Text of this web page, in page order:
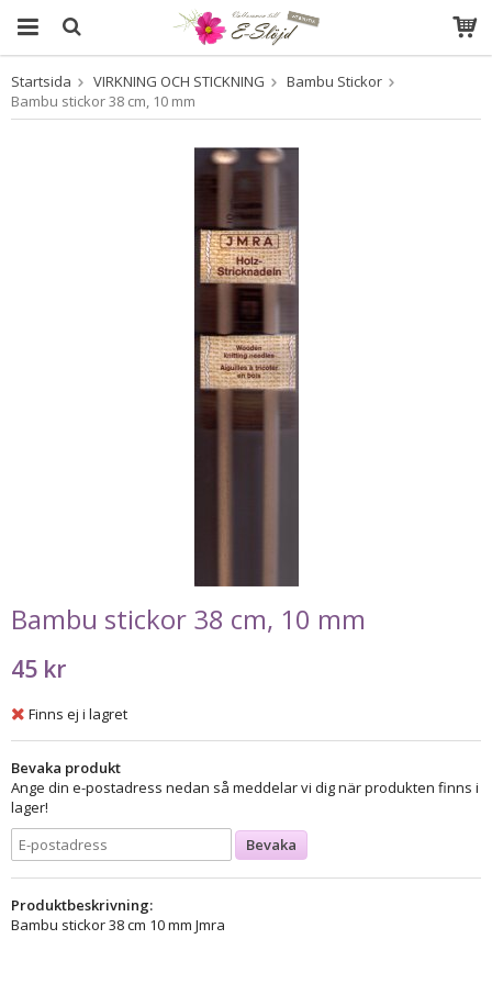
Produkten har blivit tillagd i varukorgen
Startsida VIRKNING OCH STICKNING
Bambu Stickor
Bambu stickor 38 cm, 10 mm
Bambu stickor 38 cm, 10 mm
45 kr
Finns ej i lagret
Bevaka produkt
Ange din e-postadress nedan så meddelar vi dig när produkten finns i
lager!
Bevaka
Produktbeskrivning:
Bambu stickor 38 cm 10 mm Jmra